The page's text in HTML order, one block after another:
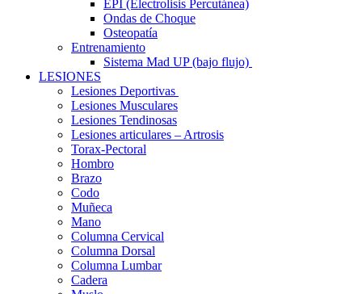
EPI (Electrolisis Percutánea)
Ondas de Choque
Osteopatía
Entrenamiento
Sistema Mad UP (bajo flujo)
LESIONES
Lesiones Deportivas
Lesiones Musculares
Lesiones Tendinosas
Lesiones articulares – Artrosis
Torax-Pectoral
Hombro
Brazo
Codo
Muñeca
Mano
Columna Cervical
Columna Dorsal
Columna Lumbar
Cadera